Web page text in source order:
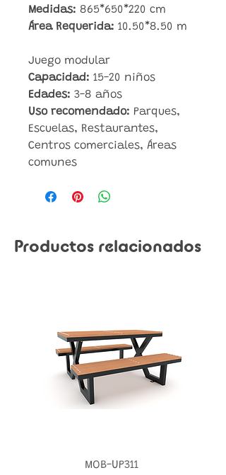
Medidas: 865*650*220 cm
Área Requerida: 10.50*8.50 m
Juego modular
Capacidad: 15-20 niños
Edades: 3-8 años
Uso recomendado: Parques,
Escuelas, Restaurantes,
Centros comerciales, Áreas
comunes
Productos relacionados
MOB-UP311